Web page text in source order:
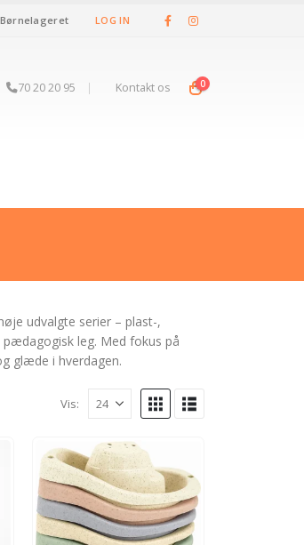
LOG IN
70 20 20 95 | Kontakt os 0
udvalgte serier – plast-,
leg. Med fokus på
glæde i hverdagen.
Vis: